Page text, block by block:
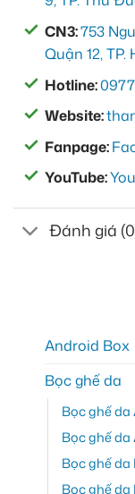
CN3:753
Quận 12,
Hotline:
Website:
Fanpage:
YouTube:
Đánh giá
Android Box
Bọc ghế da
Bọc ghế da
Bọc ghế da
Bọc ghế da
Bọc ghế da